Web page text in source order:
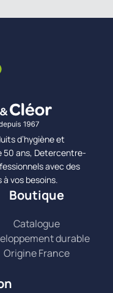
d’hygiène et
50 ans, Detercentre-
avec des
vos besoins.
Boutique
Catalogue
durable
Origine France